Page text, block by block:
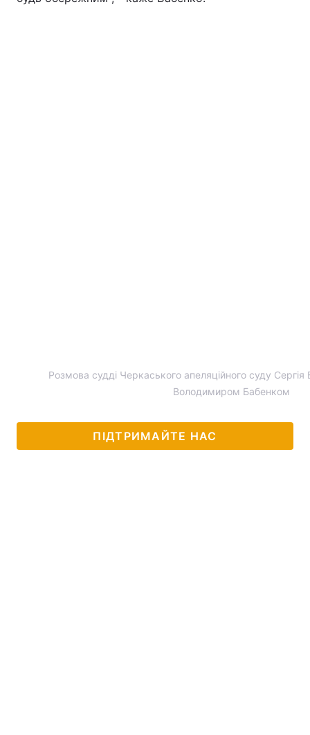
Розмова судді Черкаського апеляційного суду
Володимиром Бабенком
ПІДТРИМАЙТЕ НАС